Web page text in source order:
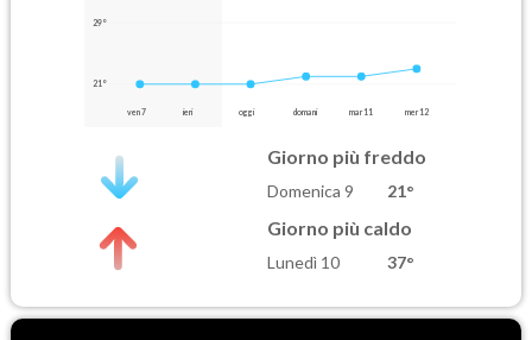
29°
21°
ven 7 ieri oggi domani mar 11 mer 12
Giorno più freddo
Domenica 9 21°
Giorno più caldo
Lunedì 10 37°